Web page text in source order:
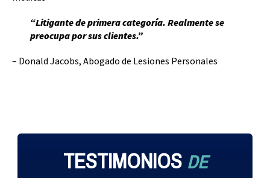
“Litigante de primera categoría. Realmente se
preocupa por sus clientes.”
– Donald Jacobs, Abogado de Lesiones Personales
TESTIMONIOS DE